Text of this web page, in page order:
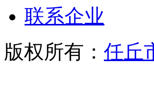
联系企业
版权所有： 任丘